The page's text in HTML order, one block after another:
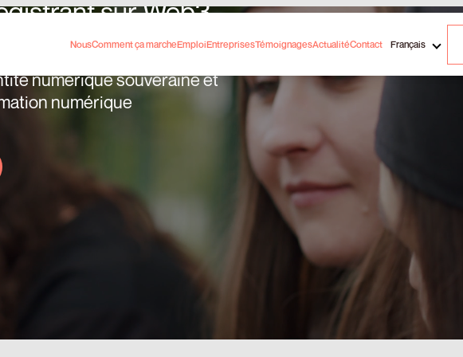
NousComment ça marcheEmploiEntreprisesTémoignagesActualitéContact Français
sur Web3
numérique souveraine et
numérique